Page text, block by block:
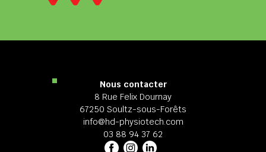
Nous contacter
8 Rue Felix Dournay
67250 Soultz-sous-Forêts
info@hd-physiotech.com
03 88 94 37 62